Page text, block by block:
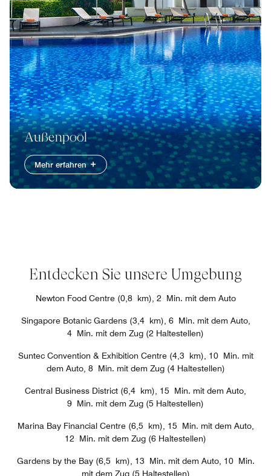
Außenpool
Mehr erfahren
Entdecken Sie unsere Umgebung
Newton Food Centre (0,8 km), 2 Min. mit dem Auto
Singapore Botanic Gardens (3,4 km), 6 Min. mit dem Auto,
4 Min. mit dem Zug (2 Haltestellen)
Suntec Convention & Exhibition Centre (4,3 km), 10 Min. mit
dem Auto, 8 Min. mit dem Zug (4 Haltestellen)
Central Business District (6,4 km), 15 Min. mit dem Auto,
9 Min. mit dem Zug (5 Haltestellen)
Marina Bay Financial Centre (6,5 km), 15 Min. mit dem Auto,
12 Min. mit dem Zug (6 Haltestellen)
Gardens by the Bay (6,5 km), 13 Min. mit dem Auto, 10 Min.
mit dem Zug (5 Haltestellen)